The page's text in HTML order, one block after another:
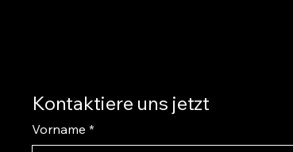
Kontaktiere uns jetzt
Vorname *